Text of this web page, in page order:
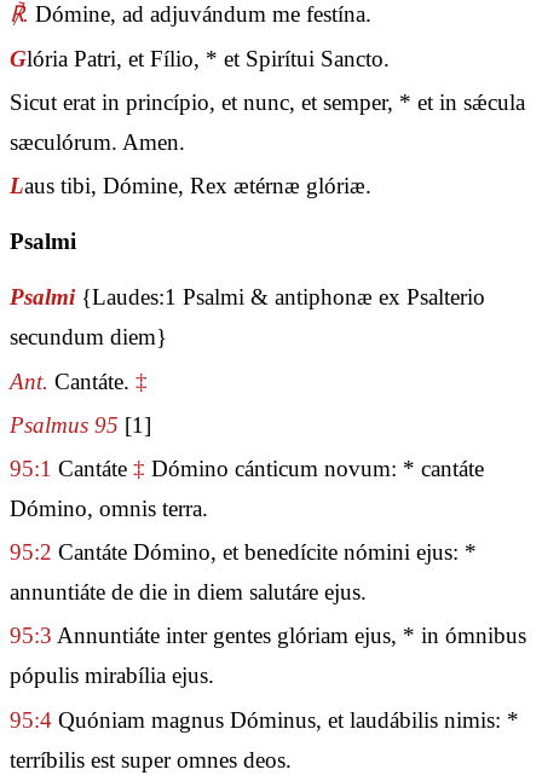
℟. Dómine, ad adjuvándum me festína.
Glória Patri, et Fílio, * et Spirítui Sancto.
Sicut erat in princípio, et nunc, et semper, * et in sǽcula
sæculórum. Amen.
Laus tibi, Dómine, Rex ætérnæ glóriæ.
Psalmi
Psalmi {Laudes:1 Psalmi & antiphonæ ex Psalterio
secundum diem}
Ant. Cantáte. ‡
Psalmus 95 [1]
95:1 Cantáte ‡ Dómino cánticum novum: * cantáte
Dómino, omnis terra.
95:2 Cantáte Dómino, et benedícite nómini ejus: *
annuntiáte de die in diem salutáre ejus.
95:3 Annuntiáte inter gentes glóriam ejus, * in ómnibus
pópulis mirabília ejus.
95:4 Quóniam magnus Dóminus, et laudábilis nimis: *
terríbilis est super omnes deos.